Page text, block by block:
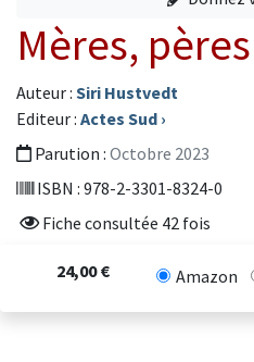
Mères,
Auteur : Siri Hustvedt
Editeur : Actes Sud ›
Parution : Octobre 2023
ISBN : 978-2-3301-8324-0
Fiche consultée 42 fois
24,00 € Amazon